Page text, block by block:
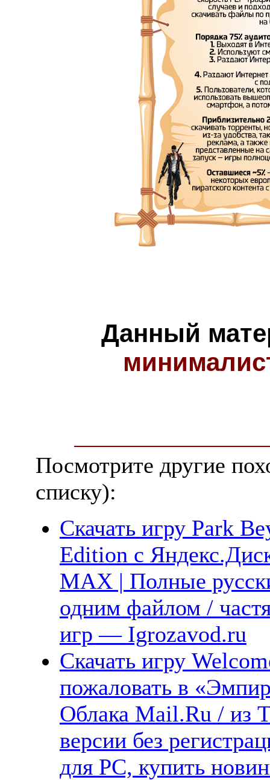
Данный
Посмотрите другие
списку):
Скачать игру Park
Edition с
MAX | Полные
одним файлом /
игр — Igrozavod.ru
Скачать игру
пожаловать в
Облака Mail.Ru / из
версии без
для PC, купить